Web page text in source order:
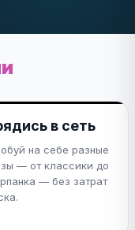
в сеть
на себе разные
— от классики до
— без затрат